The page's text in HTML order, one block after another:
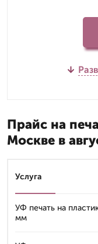
Прайс на
Москве в
Услуга
УФ печать на
мм